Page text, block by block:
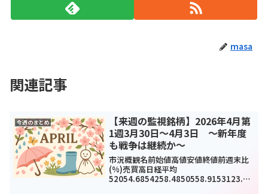
masa
関連記事
今週のまとめ
【来週の監視銘柄】2026年4月第
1週3月30日～4月3日 ～新年度
も戦争は継続か～
市況概観名前始値高値安値終値前週末比
(%)売買高日経平均
52054.6854258.4850558.9153123.49